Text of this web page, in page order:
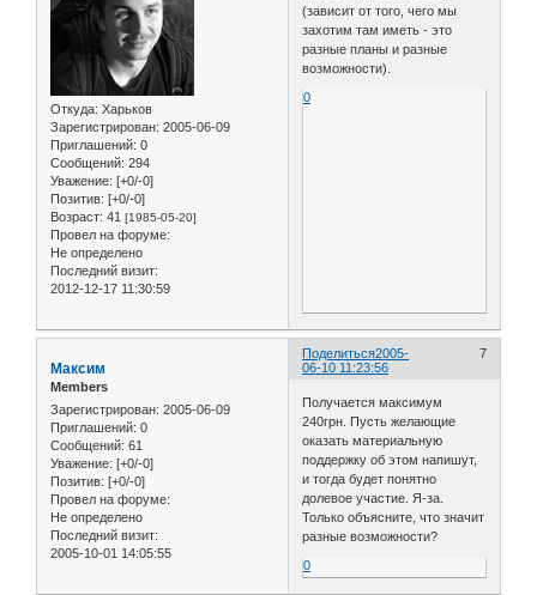
Откуда: Харьков
Зарегистрирован: 2005-06-09
Приглашений: 0
Сообщений: 294
Уважение: [+0/-0]
Позитив: [+0/-0]
Возраст: 41 [1985-05-20]
Провел на форуме:
Не определено
Последний визит:
2012-12-17 11:30:59
(зависит от того, чего мы
захотим там иметь - это
разные планы и разные
возможности).
0
Поделиться 7
2005-
06-10 11:23:56
Максим
Members
Зарегистрирован: 2005-06-09
Приглашений: 0
Сообщений: 61
Уважение: [+0/-0]
Позитив: [+0/-0]
Провел на форуме:
Не определено
Последний визит:
2005-10-01 14:05:55
Получается максимум
240грн. Пусть желающие
оказать материальную
поддержку об этом напишут,
и тогда будет понятно
долевое участие. Я-за.
Только объясните, что значит
разные возможности?
0